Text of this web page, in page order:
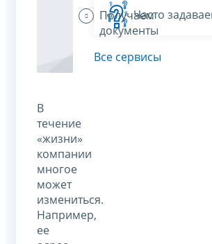
Получаем
документы
В
течение
«жизни»
компании
многое
может
измениться.
Например,
ее
Часто
Все сервисы